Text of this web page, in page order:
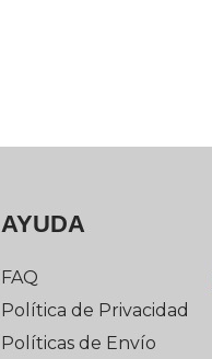
AYUDA
FAQ
Política de Privacidad
Políticas de Envío